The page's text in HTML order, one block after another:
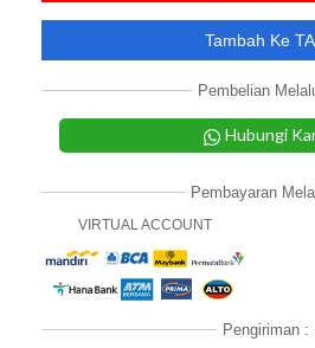
Tambah Ke
Pembelian
Hubungi
Pembayaran
VIRTUAL ACCOUNT
Pengiriman :